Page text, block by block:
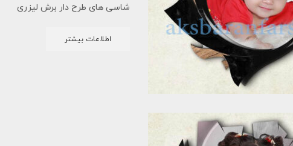
شاسی های طرح دار برش لیزری
اطلاعات بیشتر